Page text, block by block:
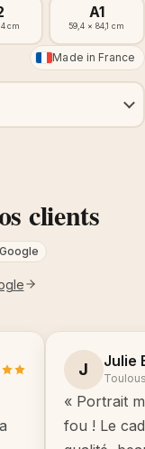
cm
A1
59,4 × 84,1 cm
Made in France
clients
J Julie
« Portrait
fou ! Le